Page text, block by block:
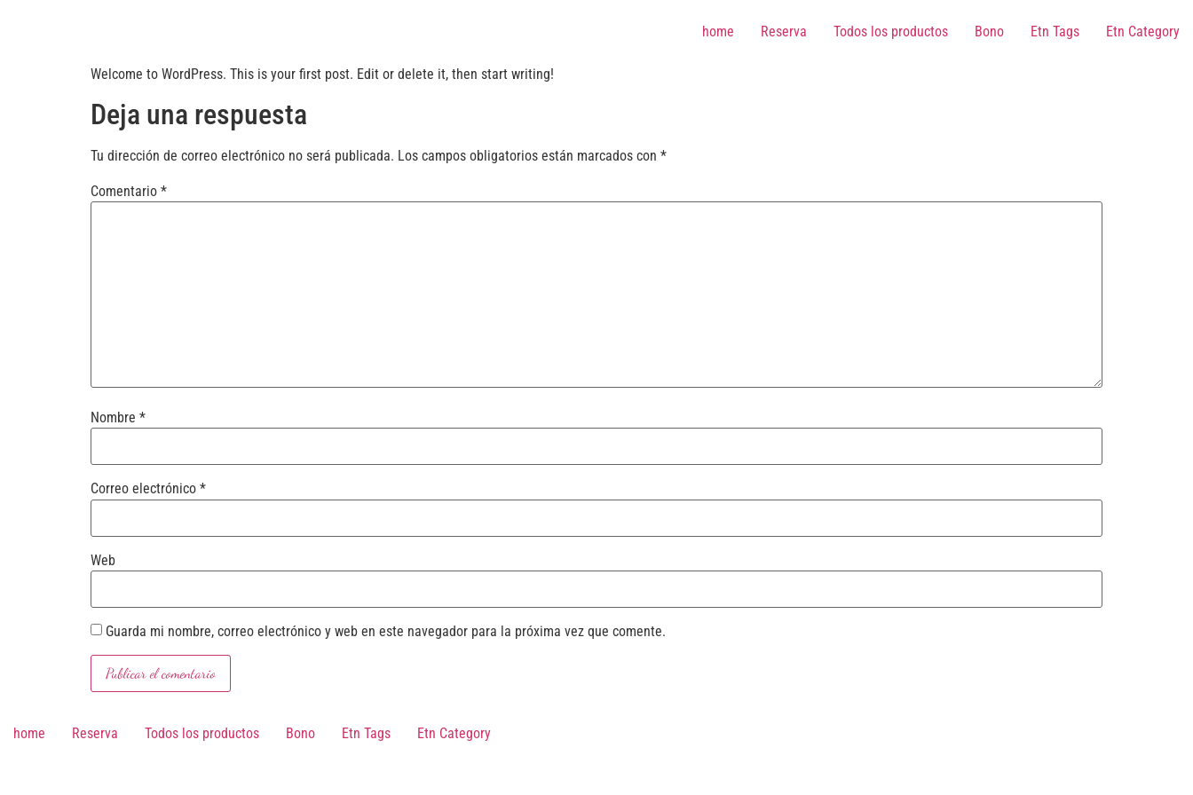
home Reserva Todos los productos Bono Etn Tags Etn Category
Welcome to WordPress. This is your first post. Edit or delete it, then start writing!
Deja una respuesta
Tu dirección de correo electrónico no será publicada. Los campos obligatorios están marcados con *
Comentario *
Nombre *
Correo electrónico *
Web
Guarda mi nombre, correo electrónico y web en este navegador para la próxima vez que comente.
home Reserva Todos los productos Bono Etn Tags Etn Category